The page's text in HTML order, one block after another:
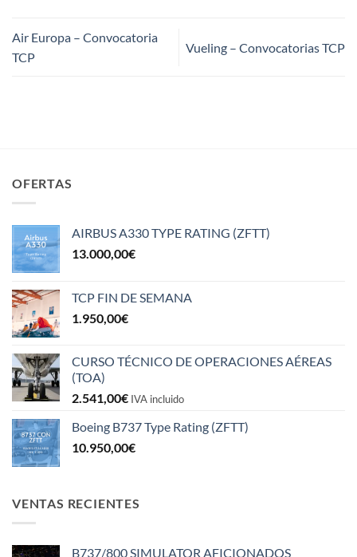
Air Europa – Convocatoria
TCP
Vueling – Convocatorias TCP
OFERTAS
AIRBUS A330 TYPE RATING (ZFTT)
13.000,00€
TCP FIN DE SEMANA
1.950,00€
CURSO TÉCNICO DE OPERACIONES AÉREAS
(TOA)
2.541,00€ IVA incluido
Boeing B737 Type Rating (ZFTT)
10.950,00€
VENTAS RECIENTES
B737/800 SIMULATOR AFICIONADOS